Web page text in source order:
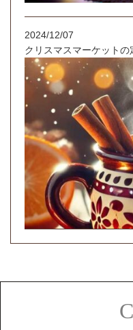
2024/12/07
クリスマスマーケット